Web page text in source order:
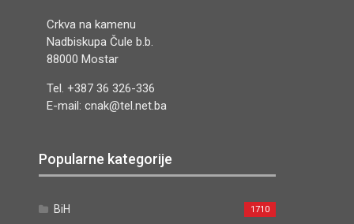
Crkva na kamenu
Nadbiskupa Čule b.b.
88000 Mostar
Tel. +387 36 326-336
E-mail: cnak@tel.net.ba
Popularne kategorije
BiH 1710